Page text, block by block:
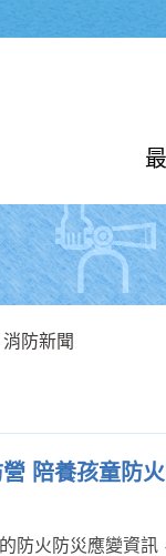
消防新聞
陪養孩童防
防火防災應變資